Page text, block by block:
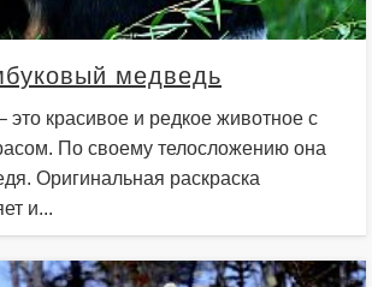
медведь
красивое и редкое животное с
По своему телосложению она
Оригинальная раскраска
и...